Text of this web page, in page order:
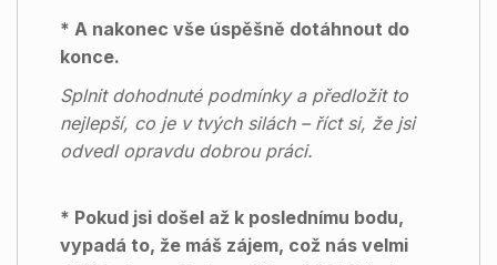
* A nakonec vše úspěšně dotáhnout do
konce.
Splnit dohodnuté podmínky a předložit to
nejlepší, co je v tvých silách – říct si, že jsi
odvedl opravdu dobrou práci.
* Pokud jsi došel až k poslednímu bodu,
vypadá to, že máš zájem, což nás velmi